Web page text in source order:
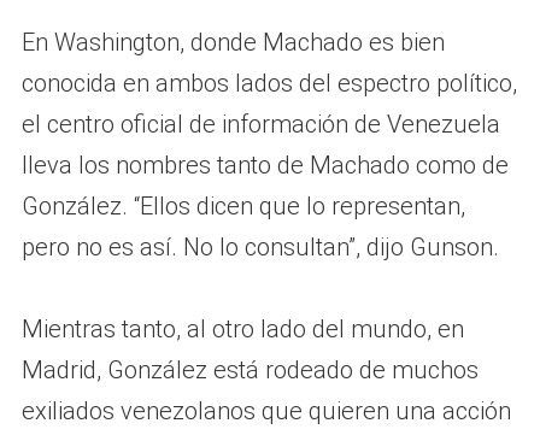
En Washington, donde Machado es bien
conocida en ambos lados del espectro político,
el centro oficial de información de Venezuela
lleva los nombres tanto de Machado como de
González. “Ellos dicen que lo representan,
pero no es así. No lo consultan”, dijo Gunson.
Mientras tanto, al otro lado del mundo, en
Madrid, González está rodeado de muchos
exiliados venezolanos que quieren una acción